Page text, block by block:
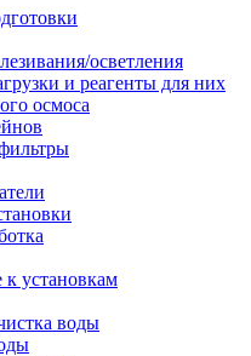
осветления
и реагенты для них
осмоса
установкам
воды